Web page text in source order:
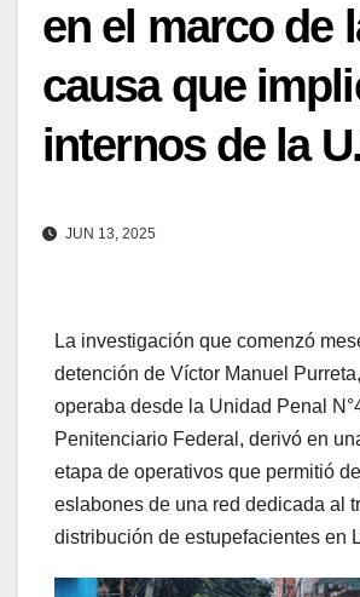
en el marco de
causa que
internos de la
JUN 13, 2025
La investigación que comenzó
detención de Víctor Manuel
operaba desde la Unidad Penal
Penitenciario Federal, derivó en
etapa de operativos que permitió
eslabones de una red dedicada al
distribución de estupefacientes en